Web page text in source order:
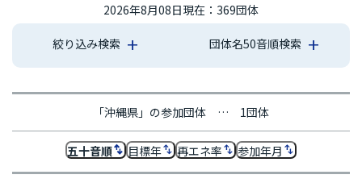
2026年8月08日現在：369団体
絞り込み検索 団体名50音順検索
「沖縄県」の参加団体 … 1団体
五十音順 目標年 再エネ率 参加年月